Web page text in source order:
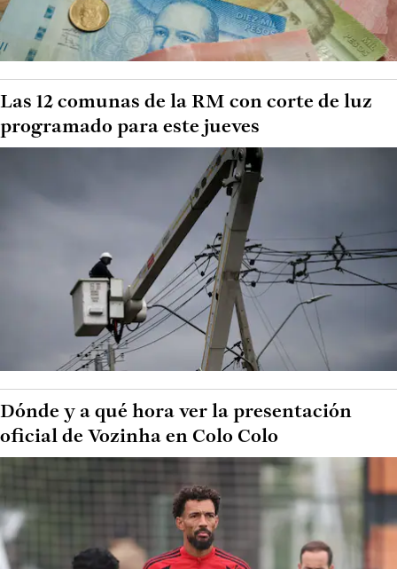
Las 12 comunas de la RM con corte de luz
programado para este jueves
Dónde y a qué hora ver la presentación
oficial de Vozinha en Colo Colo